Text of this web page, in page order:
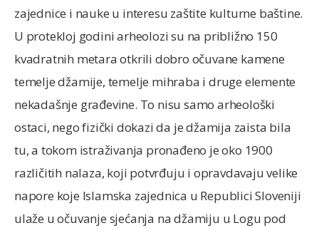
zajednice i nauke u interesu zaštite kulturne baštine.
U protekloj godini arheolozi su na približno 150
kvadratnih metara otkrili dobro očuvane kamene
temelje džamije, temelje mihraba i druge elemente
nekadašnje građevine. To nisu samo arheološki
ostaci, nego fizički dokazi da je džamija zaista bila
tu, a tokom istraživanja pronađeno je oko 1900
različitih nalaza, koji potvrđuju i opravdavaju velike
napore koje Islamska zajednica u Republici Sloveniji
ulaže u očuvanje sjećanja na džamiju u Logu pod